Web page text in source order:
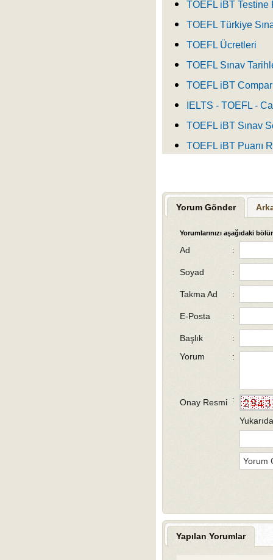
TOEFL iBT Testine
TOEFL Türkiye
TOEFL Ücretleri
TOEFL Sınav
TOEFL iBT
IELTS - TOEFL -
TOEFL iBT Sınav
TOEFL iBT Puanı
Yorum Gönder
Yorumlarınızı aşağıdaki
Ad :
Soyad :
Takma Ad :
E-Posta :
Başlık
:
Yorum
:
Onay Resmi :
Yapılan Yorumlar